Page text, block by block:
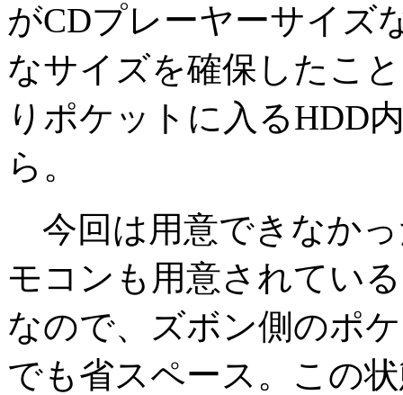
がCDプレーヤーサイズ
なサイズを確保したこ
りポケットに入るHDD
ら。
今回は用意できなか
モコンも用意されてい
なので、ズボン側のポ
でも省スペース。この